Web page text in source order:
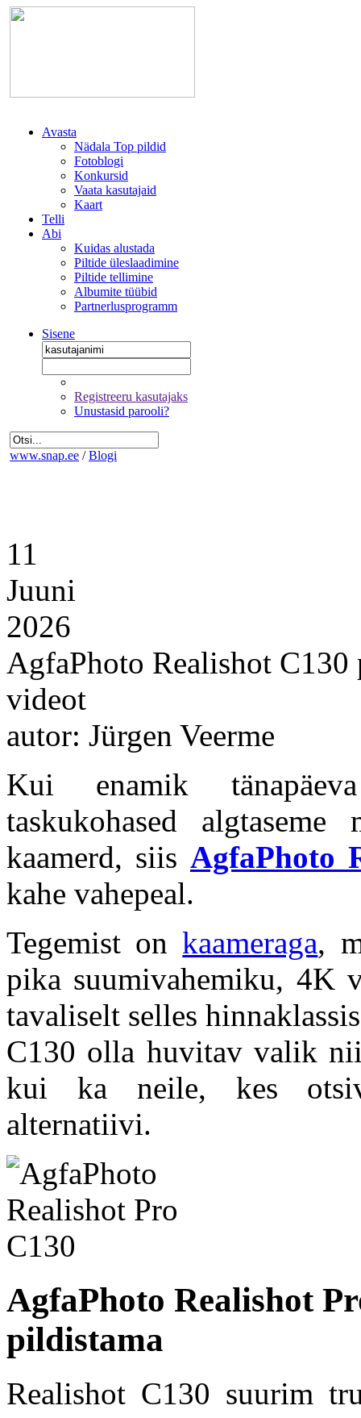
Avasta
Nädala Top pildid
Fotoblogi
Konkursid
Vaata kasutajaid
Kaart
Telli
Abi
Kuidas alustada
Piltide üleslaadimine
Piltide tellimine
Albumite tüübid
Partnerlusprogramm
Sisene
Registreeru kasutajaks
Unustasid parooli?
www.snap.ee / Blogi
11
Juuni
2026
AgfaPhoto Realishot
videot
autor: Jürgen Veerme
Kui enamik
taskukohased
kaamerd, siis AgfaPhoto
kahe vahepeal.
Tegemist onkaameraga,
pika suumivahemiku, 4K
tavaliselt selles
C130 olla huvitav valik
kui ka neile, kes
alternatiivi.
AgfaPhoto Realishot
pildistama
Realishot C130 suurim